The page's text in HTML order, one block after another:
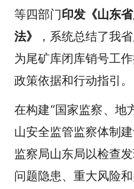
等四部门印发《山东
法》
，系统总结了我
为尾矿库闭库销号工
政策依据和行动指引。
在构建“国家监察、地
山安全监管监察体制
监察局山东局以检查
问题隐患、重大风险